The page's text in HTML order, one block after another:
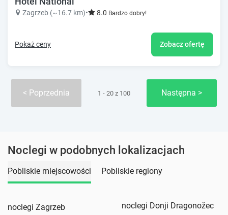
Zagrzeb (~16.7 km)• 8.0 Bardzo dobry!
Pokaż ceny Zobacz ofertę
Poprzednia 1 - 20 z 100 Następna
Noclegi w podobnych lokalizacjach
Pobliskie miejscowości Pobliskie regiony
noclegi Zagrzeb
noclegi Donji Dragonožec